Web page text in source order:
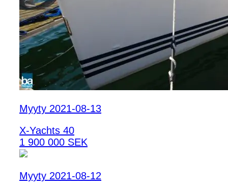
Myyty 2021-08-13
X-Yachts 40
1 900 000 SEK
Myyty 2021-08-12